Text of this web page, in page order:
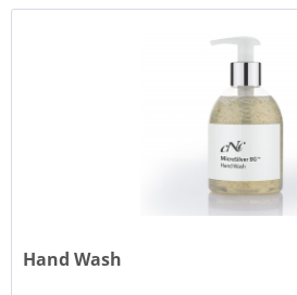
Hand Wash